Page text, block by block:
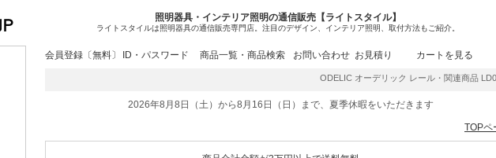
照明器具・インテリア照明の通信販売【ライトスタイル】
ライトスタイルは照明器具の通信販売専門店。注目のデザイン、インテリア照明、取付方法もご紹介。
会員登録〔無料〕 ID・パスワード 商品一覧・商品検索 お問い合わせ お見積り カートを見る
ODELIC オーデリック レール・関連商品
2026年8月8日（土）から8月16日（日）まで、夏季休暇をいただきます
TOPペ